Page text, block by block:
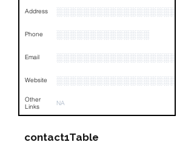
Address
Phone ░░░░░░░░░░░░░░
Email ░░░░░░░░░░░░░░░░░░
Website
Other
Links
NA
contact1Table